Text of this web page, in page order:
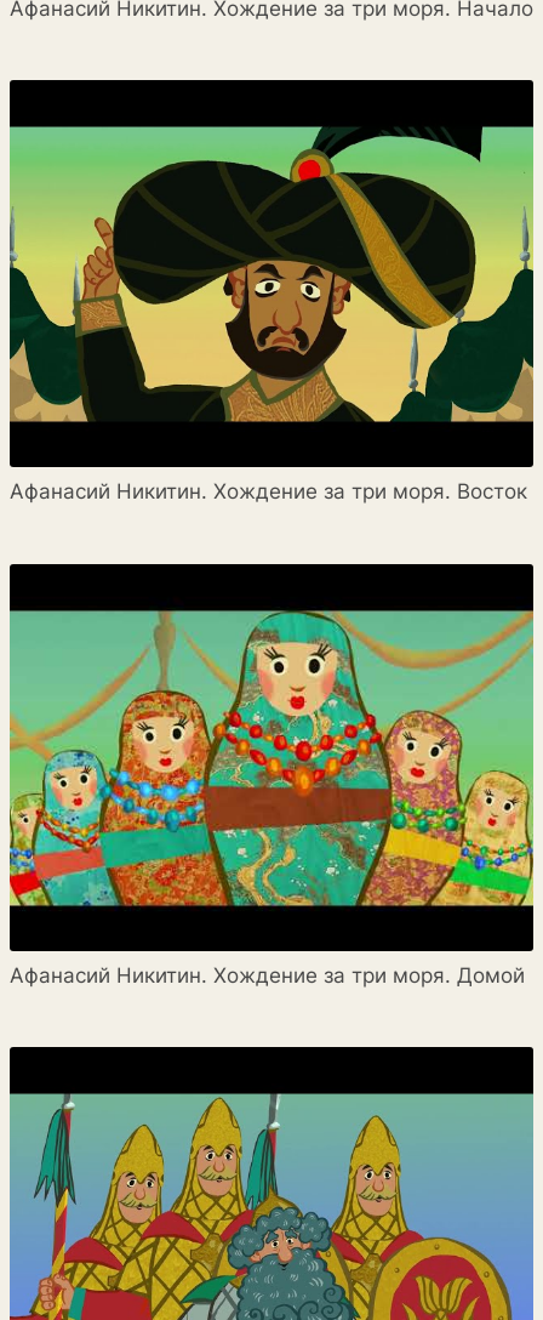
Афанасий Никитин. Хождение за три моря. Начало
Афанасий Никитин. Хождение за три моря. Восток
Афанасий Никитин. Хождение за три моря. Домой